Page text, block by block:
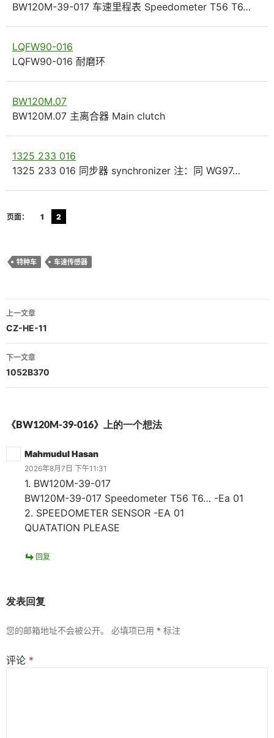
BW120M-39-017 车速里程表 Speedometer T56 T6…
LQFW90-016
LQFW90-016 耐磨环
BW120M.07
BW120M.07 主离合器 Main clutch
1325 233 016
1325 233 016 同步器 synchronizer 注：同 WG97…
页面： 1 2
特种车 车速传感器
文
章
导
航
上一文章
CZ-HE-11
下一文章
1052B370
《BW120M-39-016》上的一个想法
Mahmudul Hasan
2026年8月7日 下午11:31
1. BW120M-39-017
BW120M-39-017 Speedometer T56 T6… -Ea 01
2. SPEEDOMETER SENSOR -EA 01
QUATATION PLEASE
回复
发表回复
您的邮箱地址不会被公开。 必填项已用 * 标注
评论 *